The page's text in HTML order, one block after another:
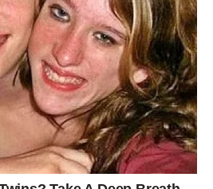
period tokom kojeg
važna tema.
vas nikada nije zaboravila i da
prema vama.
u srcu vraća se